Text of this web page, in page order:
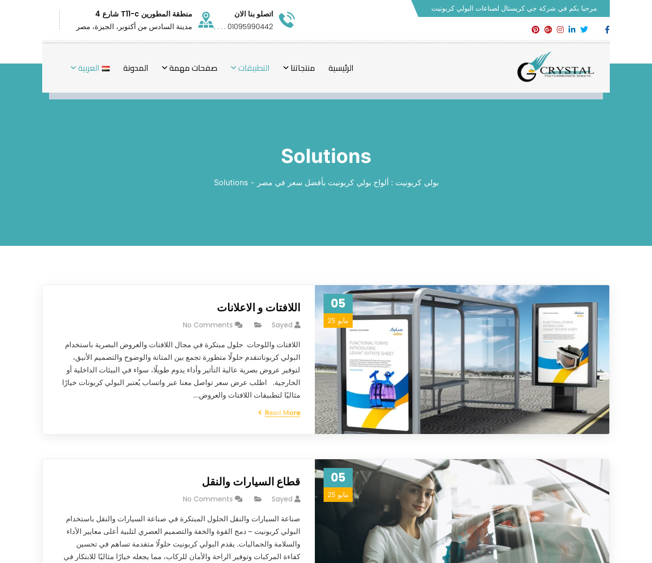
مرحبا بكم في شركة جي كريستال لصناعات البولي كربونيت
اتصلو بنا الان
01095990442 . . . .
منطقة المطورين T11-c شارع 4
مدينة السادس من أكتوبر، الجيزة، مصر
الرئيسية منتجاتنا التطبيقات صفحات مهمة المدونة العربية
Solutions
بولي كربونيت : ألواح بولي كربونيت بأفضل سعر في مصر Solutions
05
مايو 25
اللافتات و الاعلانات
Sayed
No Comments
اللافتات واللوحات حلول مبتكرة في مجال اللافتات والعروض البصرية باستخدام
البولي كربوناتنقدم حلولًا متطورة تجمع بين المتانة والوضوح والتصميم الأنيق،
لتوفير عروض بصرية عالية التأثير وأداء يدوم طويلًا، سواء في البيئات الداخلية أو
الخارجية. اطلب عرض سعر تواصل معنا عبر واتساب يُعتبر البولي كربونات خيارًا
مثاليًا لتطبيقات اللافتات والعروض…
Read More
05
مايو 25
قطاع السيارات والنقل
Sayed
No Comments
صناعة السيارات والنقل الحلول المبتكرة في صناعة السيارات والنقل باستخدام
البولي كربونيت – دمج القوة والخفة والتصميم العصري لتلبية أعلى معايير الأداء
والسلامة والجماليات. يقدم البولي كربونيت حلولًا متقدمة تساهم في تحسين
كفاءة المركبات وتوفير الراحة والأمان للركاب، مما يجعله خيارًا مثاليًا للابتكار في